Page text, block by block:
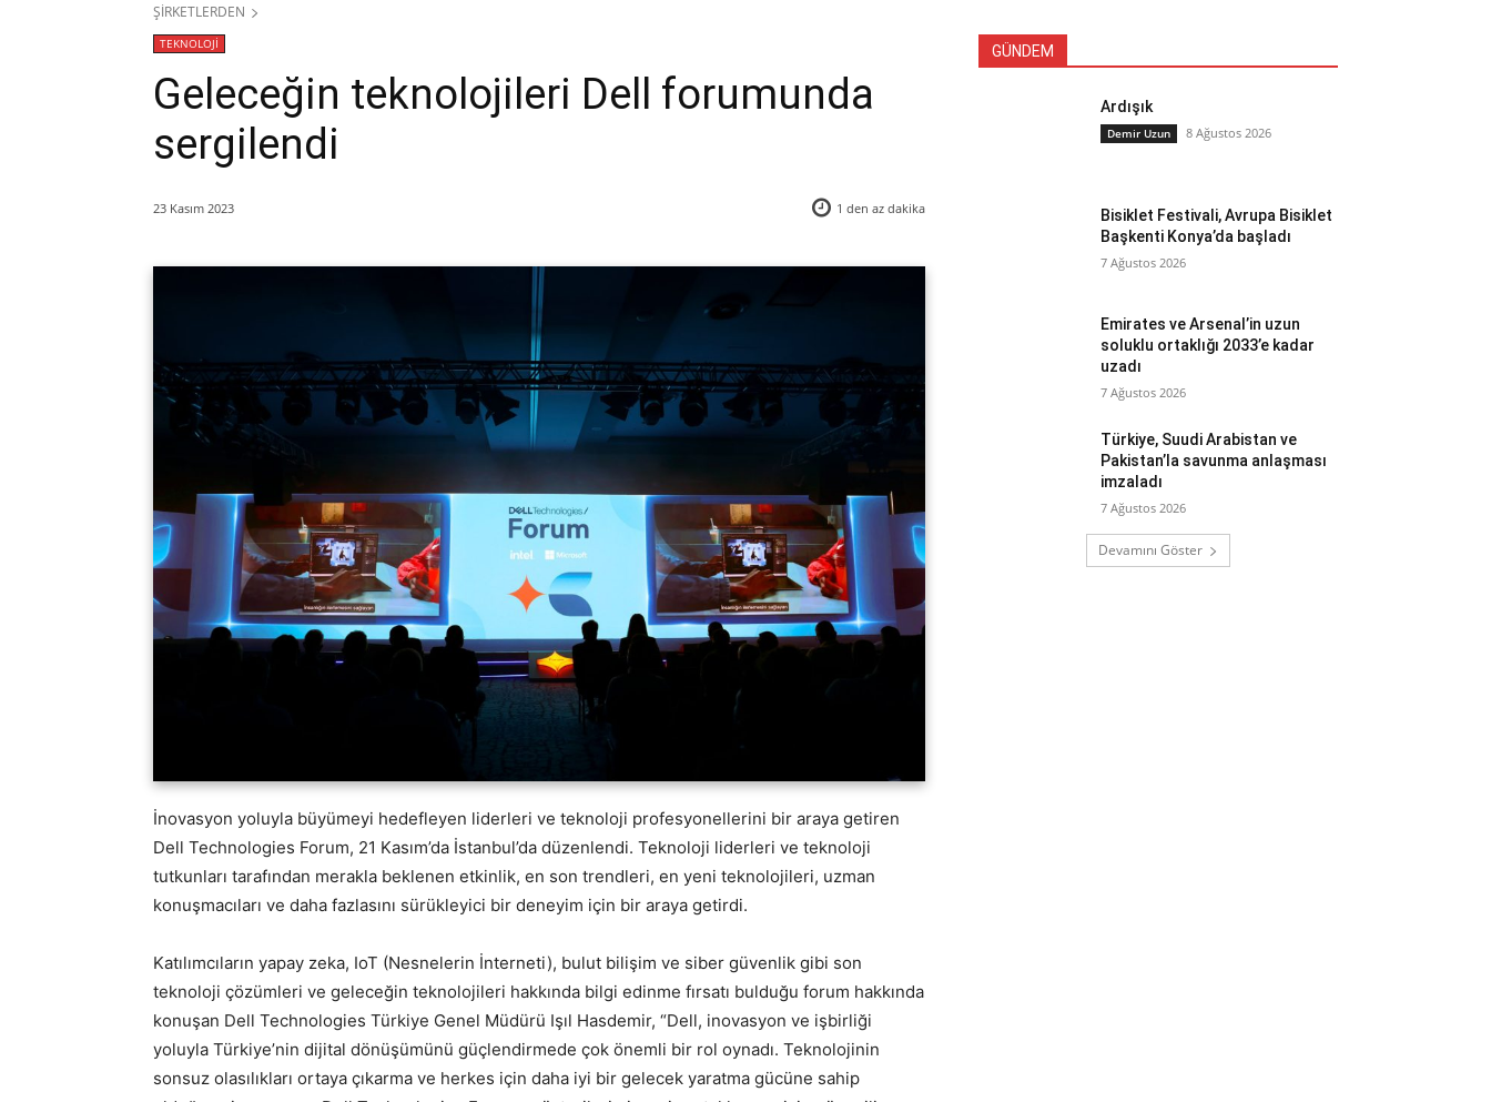
ŞİRKETLERDEN
TEKNOLOJİ
Geleceğin teknolojileri Dell forumunda
sergilendi
23 Kasım 2023 1 den az dakika
İnovasyon yoluyla büyümeyi hedefleyen liderleri ve teknoloji profesyonellerini bir araya getiren
Dell Technologies Forum, 21 Kasım’da İstanbul’da düzenlendi. Teknoloji liderleri ve teknoloji
tutkunları tarafından merakla beklenen etkinlik, en son trendleri, en yeni teknolojileri, uzman
konuşmacıları ve daha fazlasını sürükleyici bir deneyim için bir araya getirdi.
Katılımcıların yapay zeka, IoT (Nesnelerin İnterneti), bulut bilişim ve siber güvenlik gibi son
teknoloji çözümleri ve geleceğin teknolojileri hakkında bilgi edinme fırsatı bulduğu forum hakkında
konuşan Dell Technologies Türkiye Genel Müdürü Işıl Hasdemir, “Dell, inovasyon ve işbirliği
yoluyla Türkiye’nin dijital dönüşümünü güçlendirmede çok önemli bir rol oynadı. Teknolojinin
sonsuz olasılıkları ortaya çıkarma ve herkes için daha iyi bir gelecek yaratma gücüne sahip
GÜNDEM
Ardışık
Demir Uzun 8 Ağustos 2026
Bisiklet Festivali, Avrupa Bisiklet
Başkenti Konya’da başladı
7 Ağustos 2026
Emirates ve Arsenal’in uzun
soluklu ortaklığı 2033’e kadar
uzadı
7 Ağustos 2026
Türkiye, Suudi Arabistan ve
Pakistan’la savunma anlaşması
imzaladı
7 Ağustos 2026
Devamını Göster